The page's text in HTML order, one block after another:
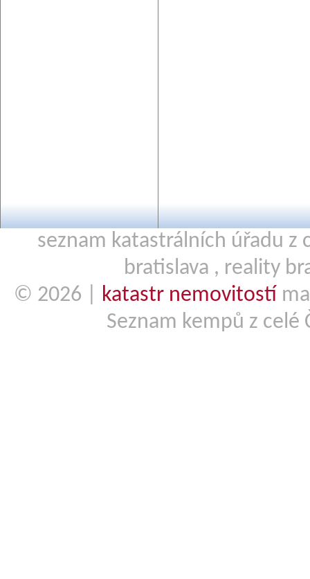
seznam katastrálních úřadu z
bratislava , reality
© 2026 | katastr nemovitostí
Seznam kempů z celé